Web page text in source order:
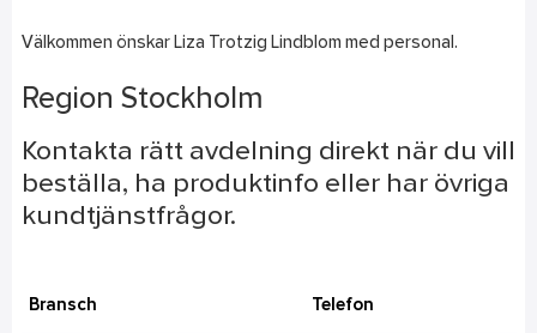
Välkommen önskar Liza Trotzig Lindblom med personal.
Region Stockholm
Kontakta rätt avdelning direkt när du vill
beställa, ha produktinfo eller har övriga
kundtjänstfrågor.
Bransch Telefon